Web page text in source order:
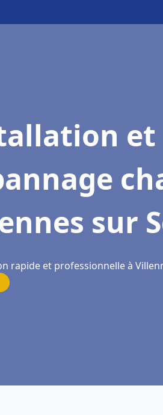
et
sur
rapide et professionnelle à